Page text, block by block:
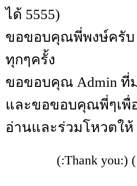
ได้ 5555)
ขอขอบคุณพี่พงษ์ครับ
ทุกๆครั้ง
ขอขอบคุณ Admin ที่
และขอขอบคุณพี่ๆเพื่
อ่านและร่วมโหวตให้
(:Thank you:)